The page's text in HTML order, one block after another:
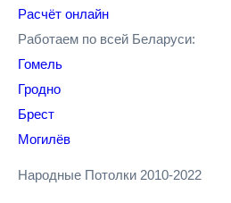
Расчёт онлайн
Работаем по всей Беларуси:
Гомель
Гродно
Брест
Могилёв
Народные Потолки 2010-2022